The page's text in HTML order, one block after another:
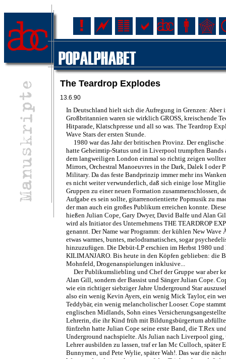
The Teardrop Explodes
13.6.90
In Deutschland hielt sich die Aufregung in Grenzen: Aber
Großbritannien waren sie wirklich GROSS, kreischende
Hitparade, Klatschpresse und all so was. The Teardrop
Wave Stars der ersten Stunde.
1980 war das Jahr der britischen Provinz. Der englische
hatte Geheimtip-Status und in Liverpool trumpften Bands
dem langweiligen London einmal so richtig zeigen
Mirrors, Orchestral Manoeuvres in the Dark, Dalek I oder
Military. Da das feste Bandprinzip immer mehr ins
es nicht weiter verwunderlich, daß sich einige lose
Gruppen zu einer neuen Formation zusammenschlossen,
Aufgabe es sein sollte, gitarrenorientierte Popmusik zu
der man auch ein großes Publikum erreichen konnte.
hießen Julian Cope, Gary Dwyer, David Balfe und Alan
wird als Initiator des Unternehmens THE TEARDROP
genannt. Der Name war Programm: der kühlen New Wave
etwas warmes, buntes, melodramatisches, sogar
hinzuzufügen. Die Debüt-LP erschien im Herbst 1980 und
KILIMANJARO. Bis heute in den Köpfen geblieben: die
Mohnfeld, Drogenanspielungen inklusive...
Der Publikumsliebling und Chef der Gruppe war aber
Alan Gill, sondern der Bassist und Sänger Julian Cope.
wie ein richtiger siebziger Jahre Underground Star
also ein wenig Kevin Ayers, ein wenig Mick Taylor, ein
Teddybär, ein wenig melancholischer Looser. Cope
englischen Midlands, Sohn eines
Lehrerin, die ihr Kind früh mit Bildungsbürgertum
fünfzehn hatte Julian Cope seine erste Band, die T.Rex
Underground nachspielte. Als Julian nach Liverpool ging,
Lehrer ausbilden zu lassen, traf er Ian Mc Culloch, später
Bunnymen, und Pete Wylie, später Wah!. Das war die